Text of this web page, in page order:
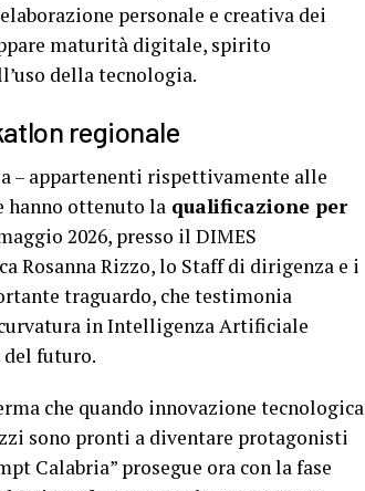
personale e creativa dei
maturità digitale, spirito
della tecnologia.
regionale
– appartenenti rispettivamente alle
hanno ottenuto la qualificazione per
2026, presso il DIMES
Rosanna Rizzo, lo Staff di dirigenza e i
traguardo, che testimonia
in Intelligenza Artificiale
futuro.
che quando innovazione tecnologica
sono pronti a diventare protagonisti
Calabria” prosegue ora con la fase